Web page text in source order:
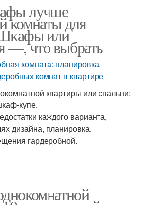
лучше
комнаты для
или
—, что выбрать
квартиры или спальни:
купе.
каждого варианта,
дизайна, планировка.
гардеробной.